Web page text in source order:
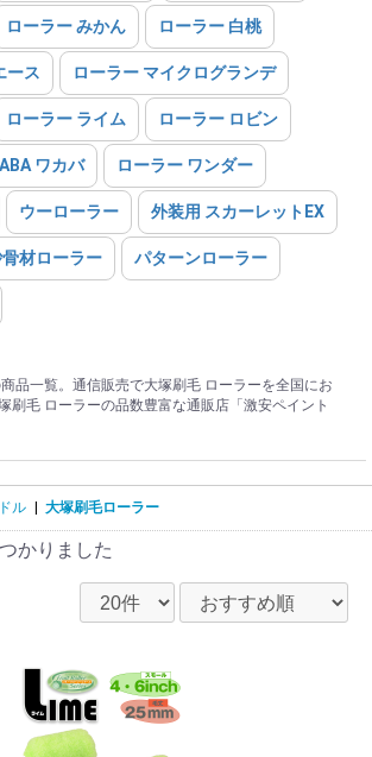
ローラー みかん ローラー 白桃
ース ローラー マイクログランデ
ローラー ライム ローラー ロビン
ワカバ ローラー ワンダー
ウーローラー 外装用 スカーレットEX
材ローラー パターンローラー
品一覧。通信販売で大塚刷毛 ローラーを全国にお
刷毛 ローラーの品数豊富な通販店「激安ペイント
ル | 大塚刷毛ローラー
かりました